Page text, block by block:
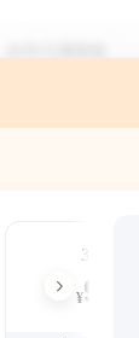
3个月
¥99